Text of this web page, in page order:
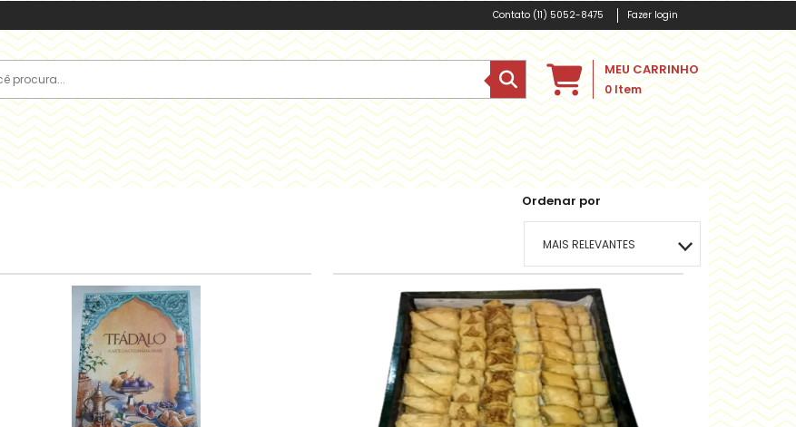
(11) 5052-8475 Fazer login
MEU CARRINHO
0Item
Ordenar por
MAIS RELEVANTES
MAIS VENDIDOS
MENOR PREÇO
MAIOR PREÇO